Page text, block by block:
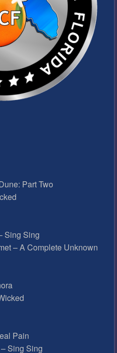
Part Two
Sing Sing
– A Complete Unknown
Pain
Sing Sing